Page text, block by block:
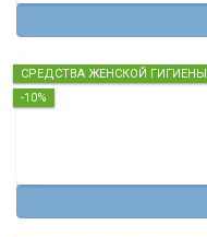
СРЕДСТВА ЖЕНСКОЙ ГИГИЕНЫ
-10%